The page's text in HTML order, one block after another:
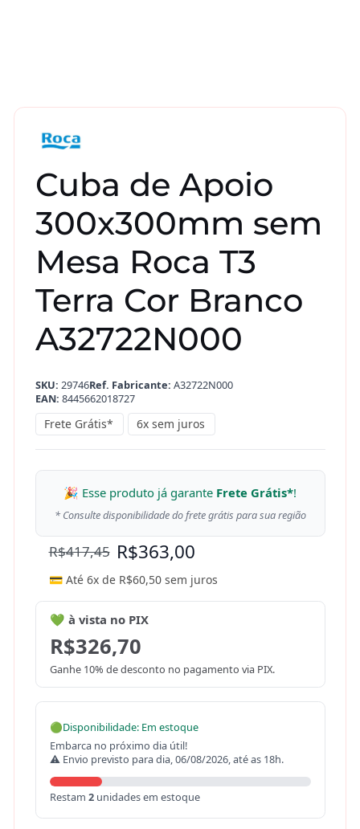
Cuba de Apoio
300x300mm sem
Mesa Roca T3
Terra Cor Branco
A32722N000
SKU: 29746Ref. Fabricante: A32722N000
EAN: 8445662018727
Frete Grátis* 6x sem juros
🎉 Esse produto já garante Frete Grátis*!
* Consulte disponibilidade do frete grátis para sua região
R$417,45 R$363,00
💳 Até 6x de R$60,50sem juros
💚 à vista no PIX
R$326,70
Ganhe 10% de desconto no pagamento via PIX.
🟢Disponibilidade: Em estoque
Embarca no próximo dia útil!
⚠ Envio previsto para dia, 06/08/2026, até as 18h.
Restam 2unidades em estoque